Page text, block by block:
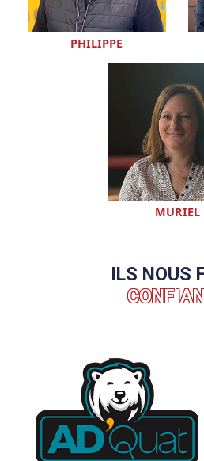
PHILIPPE
MURIEL
ILS NOUS